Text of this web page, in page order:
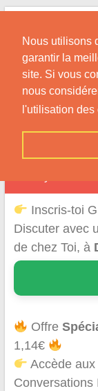
Nous utilisons
garantir la
site. Si vous
nous
l'utilisation des
Skip
content
Conseils et Infos
Africaine !
Inscris-toi
Discuter avec
de chez Toi, à
Offre
1,14€
Accède aux
Conversations